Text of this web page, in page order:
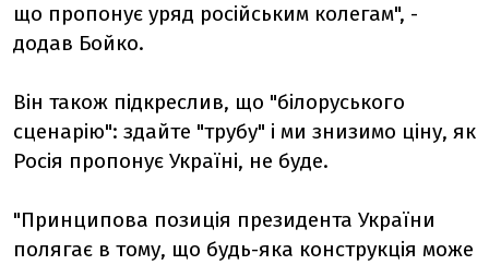
що пропонує уряд російським колегам", -
додав Бойко.
Він також підкреслив, що "білоруського
сценарію": здайте "трубу" і ми знизимо ціну, як
Росія пропонує Україні, не буде.
"Принципова позиція президента України
полягає в тому, що будь-яка конструкція може